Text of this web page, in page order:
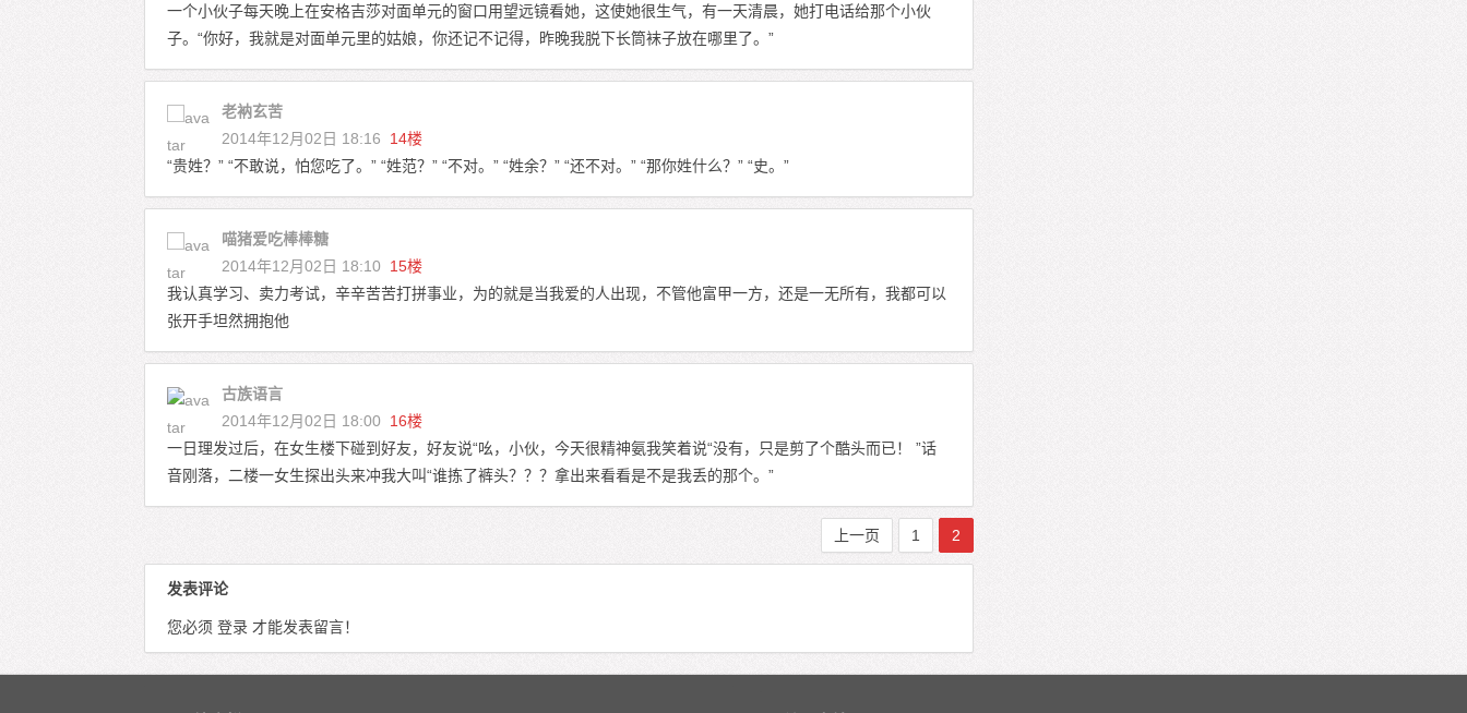
一个小伙子每天晚上在安格吉莎对面单元的窗口用望远镜看她，这使她很生气，有一天清晨，她打电话给那个小伙
子。“你好，我就是对面单元里的姑娘，你还记不记得，昨晚我脱下长筒袜子放在哪里了。”
老衲玄苦
2014年12月02日 18:16
14楼
“贵姓？” “不敢说，怕您吃了。” “姓范？” “不对。” “姓余？” “还不对。” “那你姓什么？” “史。”
喵猪爱吃棒棒糖
2014年12月02日 18:10
15楼
我认真学习、卖力考试，辛辛苦苦打拼事业，为的就是当我爱的人出现，不管他富甲一方，还是一无所有，我都可以
张开手坦然拥抱他
古族语言
2014年12月02日 18:00
16楼
一日理发过后，在女生楼下碰到好友，好友说“吆，小伙，今天很精神氨我笑着说“没有，只是剪了个酷头而已！ ”话
音刚落，二楼一女生探出头来冲我大叫“谁拣了裤头？？？拿出来看看是不是我丢的那个。”
上一页 1 2
发表评论
您必须 登录 才能发表留言！